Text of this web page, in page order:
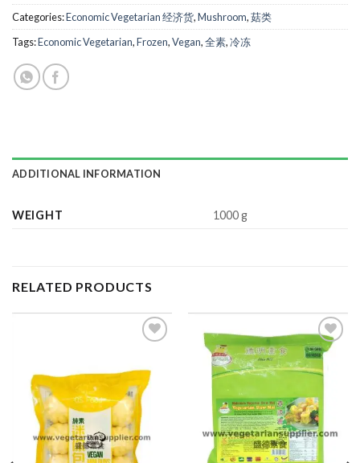
Categories:Economic Vegetarian 经济货,Mushroom,菇类
Tags:Economic Vegetarian,Frozen,Vegan,全素,冷冻
ADDITIONAL INFORMATION
WEIGHT 1000 g
RELATED PRODUCTS
ADD TO
WISHLIST
ADD TO